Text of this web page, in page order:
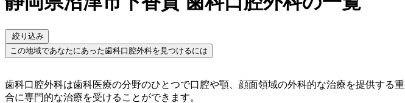
絞り込み
この地域であなたにあった歯科口腔外科を見つけるには
歯科口腔外科は歯科医療の分野のひとつで口腔や顎、顔面領域の外科的な治療を提供す
合に専門的な治療を受けることができます。